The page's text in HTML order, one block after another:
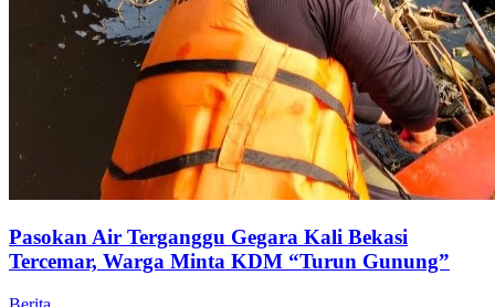
Pasokan Air Terganggu Gegara Kali Bekasi
Tercemar, Warga Minta KDM “Turun Gunung”